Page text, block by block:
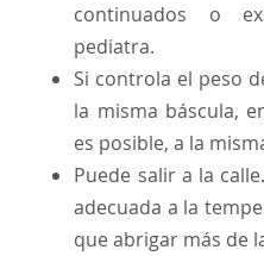
continuados o
pediatra.
Si controla el peso
la misma báscula,
es posible, a la
Puede salir a la
adecuada a la
que abrigar más de